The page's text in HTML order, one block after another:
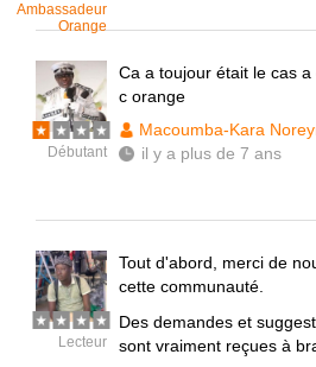
Ambassadeur
Orange
Débutant
Ca a toujour était le cas
c orange
Macoumba-Kara
il y a plus de 7 ans
Lecteur
Tout d'abord, merci de
cette communauté.
Des demandes et
sont vraiment reçues à